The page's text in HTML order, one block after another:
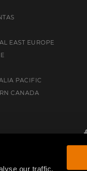
our traffic.
EAST EUROPE
PACIFIC
CANADA